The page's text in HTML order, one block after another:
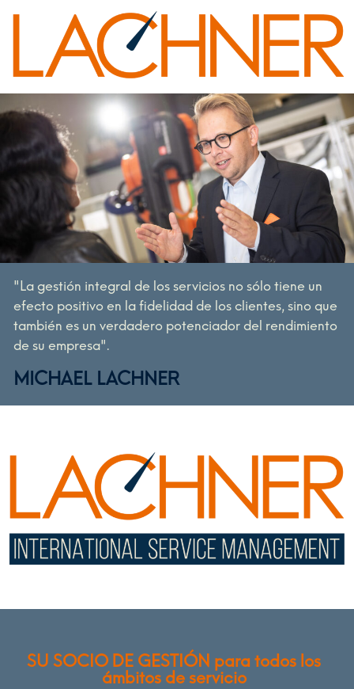
"La gestión integral de los servicios no sólo tiene un
efecto positivo en la fidelidad de los clientes, sino que
también es un verdadero potenciador del rendimiento
de su empresa".
MICHAEL LACHNER
SU SOCIO DE GESTIÓN para todos los
ámbitos de servicio